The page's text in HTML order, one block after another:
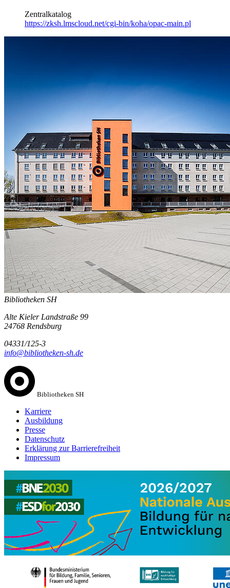
Zentralkatalog
https://zksh.lmscloud.net/cgi-bin/koha/opac-main.pl
Bibliotheken SH
Alte Kieler Landstraße 99
24768 Rendsburg
04331/125-3
info@bibliotheken-sh.de
Bibliotheken SH
Karriere
Ausbildung
Presse
Datenschutz
Erklärung zur Barrierefreiheit
Impressum